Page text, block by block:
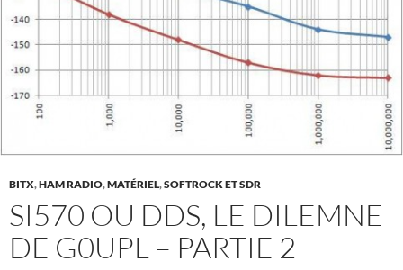
BITX,HAM RADIO,MATÉRIEL,SOFTROCK ET SDR
SI570 OU DDS, LE DILEMNE
DE G0UPL – PARTIE 2